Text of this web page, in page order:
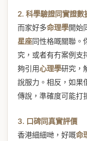
2. 科學驗證同實證數
而家好多命理學開始
星座同性格嘅關聯。
究，或者有冇案例支
夠引用心理學研究，
說服力。相反，如果
傳說，準確度可能打
3. 口碑同真實評價
香港細細哋，好嘅命